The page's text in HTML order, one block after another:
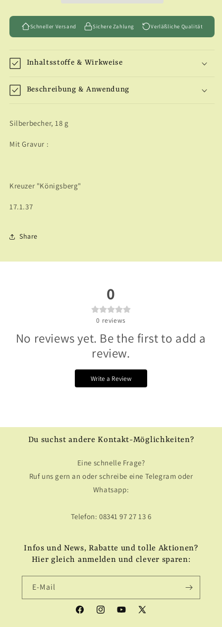
Schneller Versand Sichere Zahlung Verläßliche Qualität
Inhaltsstoffe & Wirkweise
Beschreibung & Anwendung
Silberbecher, 18 g
Mit Gravur :
Kreuzer "Königsberg"
17.1.37
Share
0
0 reviews
No reviews yet. Be the first to add a
review.
Write a Review
Du suchst andere Kontakt-Möglichkeiten?
Eine schnelle Frage?
Ruf uns gern an oder schreibe eine Telegram oder
Whatsapp:
Telefon: 08341 97 27 13 6
Infos und News, Rabatte und tolle Aktionen?
Hier gleich anmelden und clever sparen:
E-Mail
FacebookInstagramYouTube
X